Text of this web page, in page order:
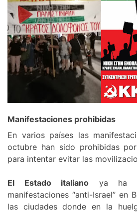
Manifestaciones prohibidas
En varios países las
octubre han sido prohibidas
para intentar evitar las
El Estado italiano ya ha
manifestaciones “anti-Israel” en
las ciudades donde en la